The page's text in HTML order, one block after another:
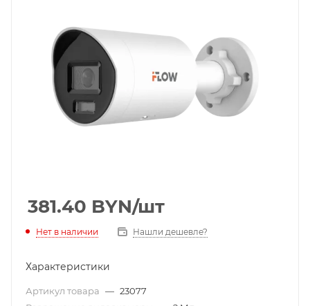
381.40 BYN/шт
Нет в наличии Нашли дешевле?
Характеристики
Артикул товара — 23077